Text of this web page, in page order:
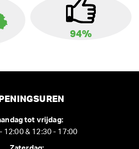
94%
tot vrijdag:
12:00 & 12:30 - 17:00